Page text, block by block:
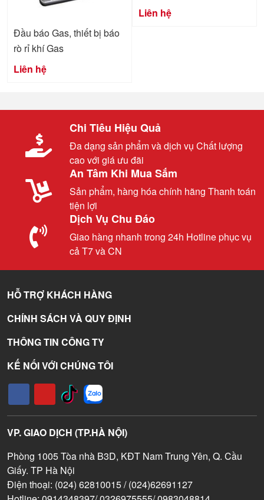
Đầu báo Gas, thiết bị báo
rò rỉ khí Gas
Liên hệ
Liên hệ
Chi Tiêu Hiệu Quả
Đa dạng sản phẩm và dịch vụ Chất lượng
cao với giá ưu đãi
An Tâm Khi Mua Sắm
Sản phẩm, hàng hóa chính hãng Thanh toán
tiện lợi
Dịch Vụ Chu Đáo
Giao hàng nhanh trong 24h Hotline phục vụ
cả T7 và CN
HỖ TRỢ KHÁCH HÀNG
CHÍNH SÁCH VÀ QUY ĐỊNH
THÔNG TIN CÔNG TY
KẾ NỐI VỚI CHÚNG TÔI
VP. GIAO DỊCH (TP.HÀ NỘI)
Phòng 1005 Tòa nhà B3D, KĐT Nam Trung Yên, Q. Cầu
Giấy. TP Hà Nội
Điện thoại: (024) 62810015 / (024)62691127